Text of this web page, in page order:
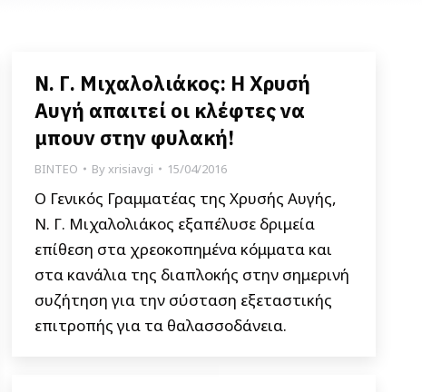
Ν. Γ. Μιχαλολιάκος: Η Χρυσή
Αυγή απαιτεί οι κλέφτες να
μπουν στην φυλακή!
ΒΙΝΤΕΟ Byxrisiavgi 15/04/2016
Ο Γενικός Γραμματέας της Χρυσής Αυγής,
Ν. Γ. Μιχαλολιάκος εξαπέλυσε δριμεία
επίθεση στα χρεοκοπημένα κόμματα και
στα κανάλια της διαπλοκής στην σημερινή
συζήτηση για την σύσταση εξεταστικής
επιτροπής για τα θαλασσοδάνεια.